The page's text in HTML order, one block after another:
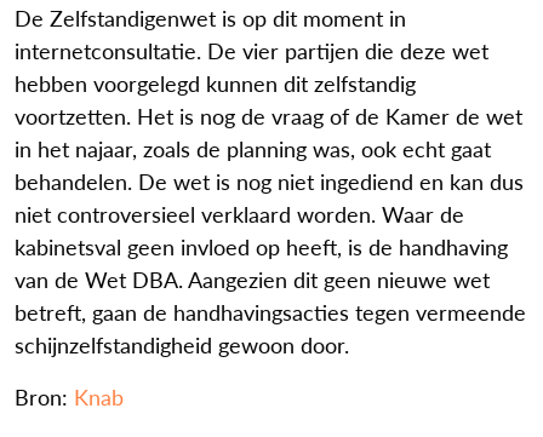
De Zelfstandigenwet is op dit moment in
internetconsultatie. De vier partijen die deze wet
hebben voorgelegd kunnen dit zelfstandig
voortzetten. Het is nog de vraag of de Kamer de wet
in het najaar, zoals de planning was, ook echt gaat
behandelen. De wet is nog niet ingediend en kan dus
niet controversieel verklaard worden. Waar de
kabinetsval geen invloed op heeft, is de handhaving
van de Wet DBA. Aangezien dit geen nieuwe wet
betreft, gaan de handhavingsacties tegen vermeende
schijnzelfstandigheid gewoon door.
Bron: Knab